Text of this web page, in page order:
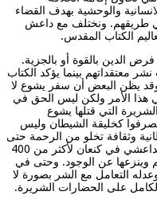
والوحشية بهدف القضاء
طريقهم. ونختلف مع داعش
الكتاب المقدس.
الدين بالقوة أو بالجزية.
معتقداتهم بينما يؤكد الكتاب
وقد يظن البعض أن سفر يشوع لا
الأمر ولكن ليس الحق في
التي قتلها يشوع
كخليقة الشيطان وليس
وثقافة تخلو من الرحمة حتى
للأطفال. وهكذا بعد صبر الله على الفساد الداعشي في كنعان لأكثر من 400
عن الوجود. وحتى في
التعامل مع الشر بصورة لا
الكامل على الحضارات الشريرة.